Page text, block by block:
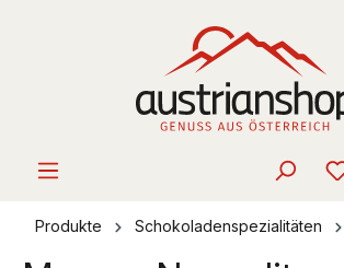
Produkte Schokoladenspezialitäten